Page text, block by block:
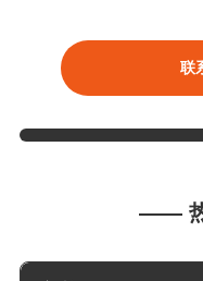
联
——